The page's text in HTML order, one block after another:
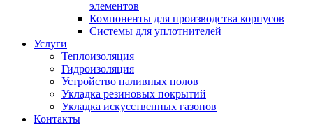
элементов
Компоненты для производства корпусов
Системы для уплотнителей
Услуги
Теплоизоляция
Гидроизоляция
Устройство наливных полов
Укладка резиновых покрытий
Укладка искусственных газонов
Контакты